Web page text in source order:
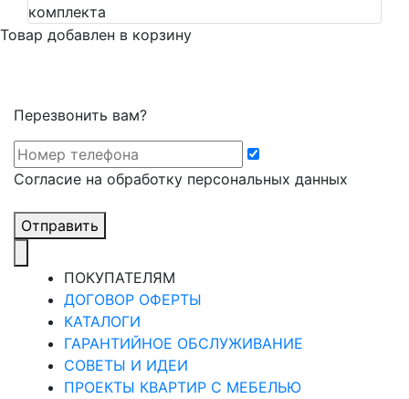
комплекта
Товар добавлен в корзину
Перезвонить вам?
Cогласие на обработку персональных данных
Отправить
ПОКУПАТЕЛЯМ
ДОГОВОР ОФЕРТЫ
КАТАЛОГИ
ГАРАНТИЙНОЕ ОБСЛУЖИВАНИЕ
СОВЕТЫ И ИДЕИ
ПРОЕКТЫ КВАРТИР С МЕБЕЛЬЮ